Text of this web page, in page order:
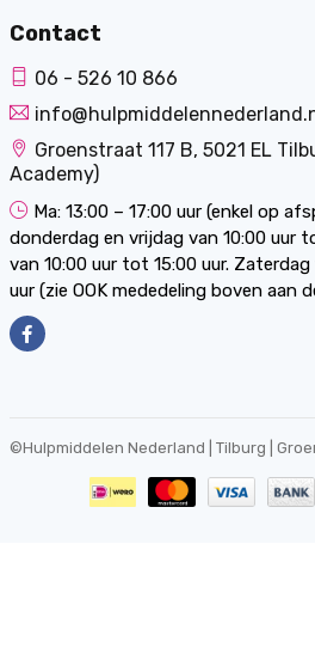
Contact
06 - 526 10 866
Groenstraat 117 B, 5021 EL
Academy)
Ma: 13:00 – 17:00 uur (enkel op
donderdag en vrijdag van 10:00 uur
van 10:00 uur tot 15:00 uur.
uur (zie OOK mededeling boven aan
©Hulpmiddelen Nederland | Tilburg |